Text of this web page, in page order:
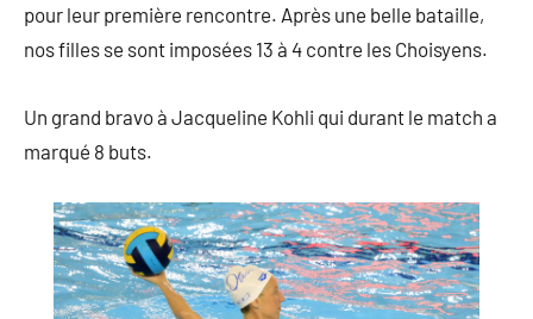
pour leur première rencontre. Après une belle bataille,
nos filles se sont imposées 13 à 4 contre les Choisyens.
Un grand bravo à Jacqueline Kohli qui durant le match a
marqué 8 buts.